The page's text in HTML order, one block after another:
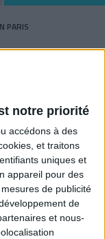
notre priorité
accédons à des
et traitons
uniques et
appareil pour des
de publicité
de
et nous-
PARIS
TO SLATHER ON